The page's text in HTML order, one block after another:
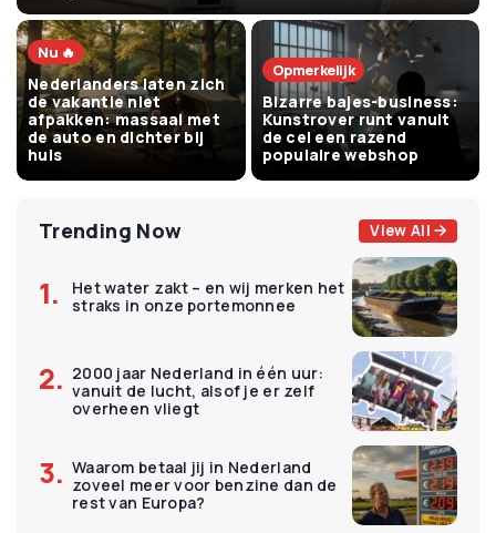
Nu 🔥
Nederlanders laten zich
de vakantie niet
afpakken: massaal met
de auto en dichter bij
huis
Opmerkelijk
Bizarre bajes-business:
Kunstrover runt vanuit
de cel een razend
populaire webshop
Trending Now View All
Het water zakt – en wij merken het
straks in onze portemonnee
2000 jaar Nederland in één uur:
vanuit de lucht, alsof je er zelf
overheen vliegt
Waarom betaal jij in Nederland
zoveel meer voor benzine dan de
rest van Europa?